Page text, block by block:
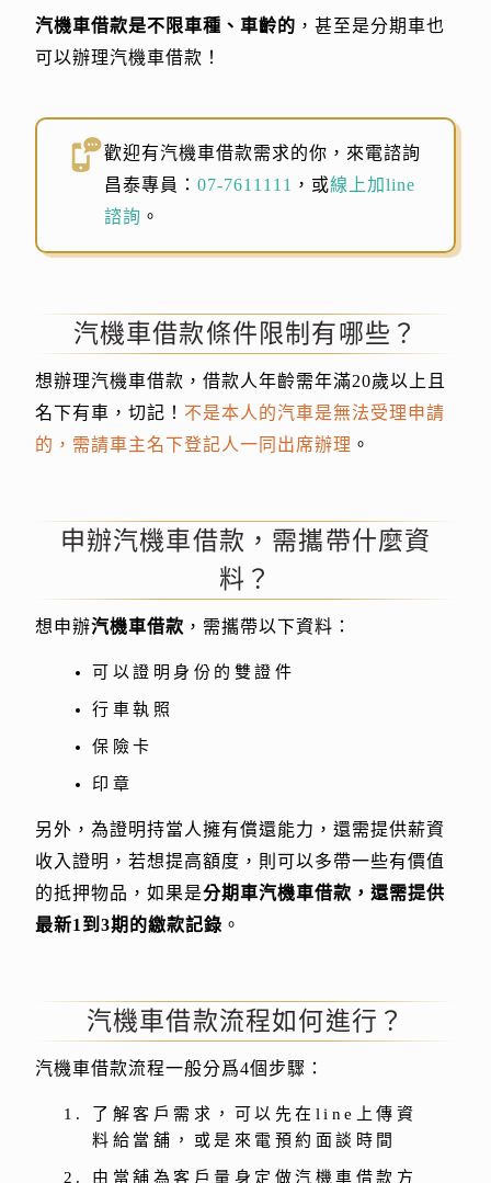
汽機車借款是不限車種、車齡的 ，甚至是分期車也
可以辦理汽機車借款！
歡迎有汽機車借款需求的你，來電諮詢
昌泰專員：07-7611111 ，或線上加line
諮詢 。
汽機車借款條件限制有哪些？
想辦理汽機車借款，借款人年齡需年滿20歲以上且
名下有車，切記！ 不是本人的汽車是無法受理申請
的，需請車主名下登記人一同出席辦理 。
申辦汽機車借款，需攜帶什麼資
料？
想申辦汽機車借款 ，需攜帶以下資料：
可以證明身份的雙證件
行車執照
保險卡
印章
另外，為證明持當人擁有償還能力，還需提供薪資
收入證明，若想提高額度，則可以多帶一些有價值
的抵押物品，如果是分期車汽機車借款，還需提供
最新1到3期的繳款記錄 。
汽機車借款流程如何進行？
汽機車借款流程一般分爲4個步驟：
了解客戶需求，可以先在line上傳資
料給當舖，或是來電預約面談時間
由當舖為客戶量身定做汽機車借款方